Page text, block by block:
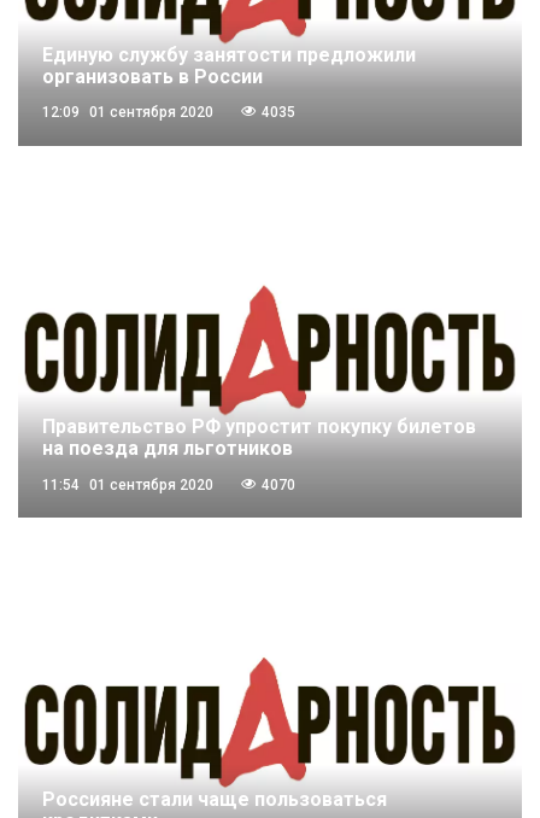
Единую службу занятости предложили
организовать в России
12:09 01 сентября 2020 4035
Правительство РФ упростит покупку билетов
на поезда для льготников
11:54 01 сентября 2020 4070
Россияне стали чаще пользоваться